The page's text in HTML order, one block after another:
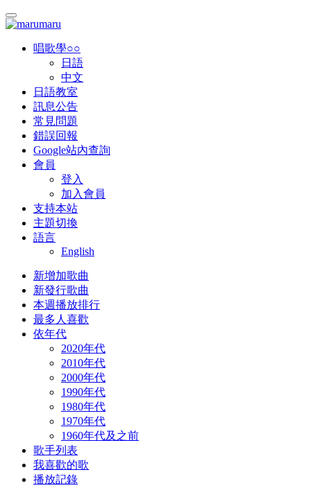
唱歌學○○
日語
中文
日語教室
訊息公告
常見問題
錯誤回報
Google站內查詢
會員
登入
加入會員
支持本站
主題切換
語言
English
新增加歌曲
新發行歌曲
本週播放排行
最多人喜歡
依年代
2020年代
2010年代
2000年代
1990年代
1980年代
1970年代
1960年代及之前
歌手列表
我喜歡的歌
播放記錄